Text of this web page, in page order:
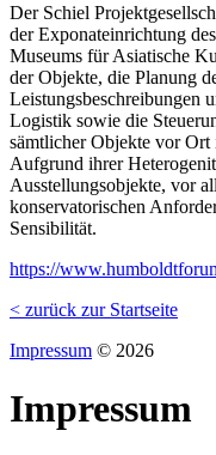
Der Schiel
der Exponateinrichtung
Museums für Asiatische
der Objekte, die Planung
Leistungsbeschreibungen
Logistik sowie die
sämtlicher Objekte vor
Aufgrund ihrer
Ausstellungsobjekte, vor
konservatorischen
Sensibilität.
https://
< zurück zur Startseite
Impressum © 2026
Impressum